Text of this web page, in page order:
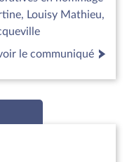
Louisy Mathieu,
le communiqué